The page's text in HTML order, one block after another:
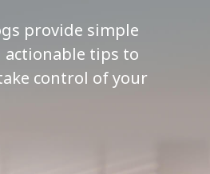
provide simple
tips to
control of your